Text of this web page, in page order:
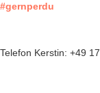
#gernperdu
Telefon Kerstin: +49